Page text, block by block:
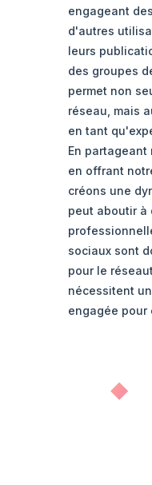
engageant
d'autres
leurs
des groupes
permet non
réseau, mais
en tant
En
en offrant
créons une
peut aboutir à
sociaux sont
pour le
nécessitent
engagée pour
◆